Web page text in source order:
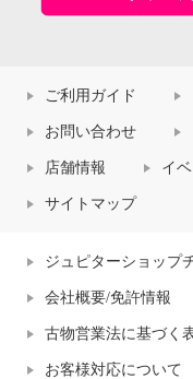
ご利用ガイド
お問い合わせ
店舗情報 イ
サイトマップ
ジュピターショップ
会社概要/免許情報
古物営業法に基づく
お客様対応について